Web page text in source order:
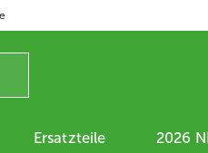
Ersatzteile 2026